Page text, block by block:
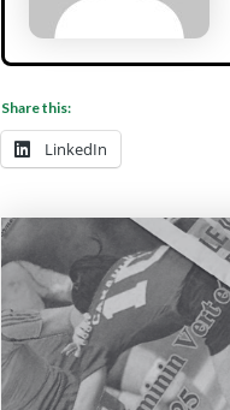
Share this:
LinkedIn